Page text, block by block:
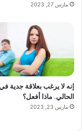
مارس 27, 2023
إنه لا يرغب بعلاقة جدية
الحالي. ماذا أفعل؟
مارس 23, 2023